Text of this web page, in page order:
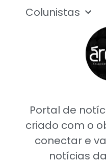
Portal de
criado com o
conectar e
notícias
Colunistas